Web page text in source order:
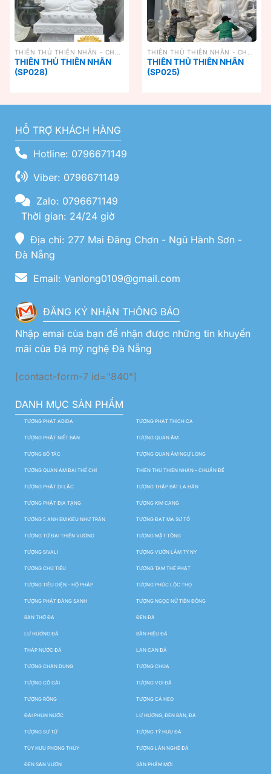
THIÊN THỦ THIÊN NHÃN
(SP028)
THIÊN THỦ THIÊN NHÃN
(SP025)
HỖ TRỢ KHÁCH HÀNG
Hotline: 0796671149
Viber: 0796671149
Zalo: 0796671149
Thời gian: 24/24 giờ
Địa chỉ: 277 Mai Đăng Chơn - Ngũ Hành Sơn -
Đà Nẵng
Email: Vanlong0109@gmail.com
ĐĂNG KÝ NHẬN THÔNG BÁO
Nhập emai của bạn để nhận được những tin khuyến
mãi của Đá mỹ nghệ Đà Nẵng
[contact-form-7 id="840"]
DANH MỤC SẢN PHẨM
TƯỢNG PHẬT ADIDA TƯỢNG PHẬT THÍCH CA
TƯỢNG PHẬT NIẾT BÀN TƯỢNG QUAN ÂM
TƯỢNG BỒ TÁC TƯỢNG QUAN ÂM NGỰ LONG
TƯỢNG QUAN ÂM ĐẠI THẾ CHÍ THIÊN THỦ THIÊN NHÃN – CHUẨN ĐỀ
TƯỢNG PHẬT DI LẶC TƯỢNG THẬP BÁT LA HÁN
TƯỢNG PHẬT ĐỊA TẠNG TƯỢNG KIM CANG
TƯỢNG 5 ANH EM KIỀU NHƯ TRẦN TƯỢNG ĐẠT MA SƯ TỔ
TƯỢNG TỨ ĐẠI THIÊN VƯƠNG TƯỢNG MẬT TÔNG
TƯỢNG SIVALI TƯỢNG VƯỜN LÂM TỲ NY
TƯỢNG CHÚ TIỂU TƯỢNG TAM THẾ PHẬT
TƯỢNG TIÊU DIỆN – HỘ PHÁP TƯỢNG PHÚC LỘC THỌ
TƯỢNG PHẬT ĐẢNG SANH TƯỢNG NGỌC NỮ TIÊN ĐỒNG
BÀN THỜ ĐÁ ĐÈN ĐÁ
LƯ HƯƠNG ĐÁ BẢN HIỆU ĐÁ
THÁP NƯỚC ĐÁ LAN CAN ĐÁ
TƯỢNG CHÂN DUNG TƯỢNG CHÚA
TƯỢNG CÔ GÁI TƯỢNG VOI ĐÁ
TƯỢNG RỒNG TƯỢNG CÁ HEO
ĐÀI PHUN NƯỚC LƯ HƯƠNG, ĐÈN BÀN, ĐÁ
TƯỢNG SƯ TỬ TƯỢNG TỲ HƯU ĐÁ
TÙY HƯU PHONG THỦY TƯỢNG LÂN NGHÊ ĐÁ
ĐÈN SÂN VƯỜN SẢN PHẨM MỚI